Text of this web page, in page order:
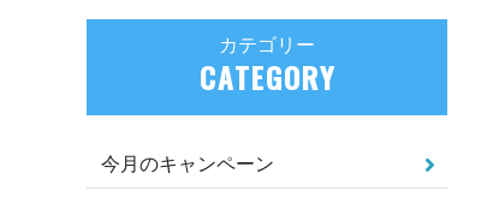
カテゴリー
CATEGORY
今月のキャンペーン